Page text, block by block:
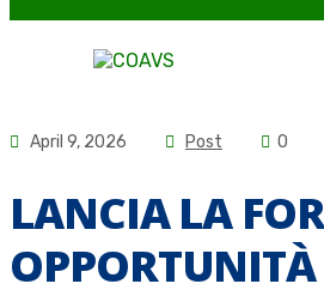
April 9, 2026 Post 0
LANCIA LA